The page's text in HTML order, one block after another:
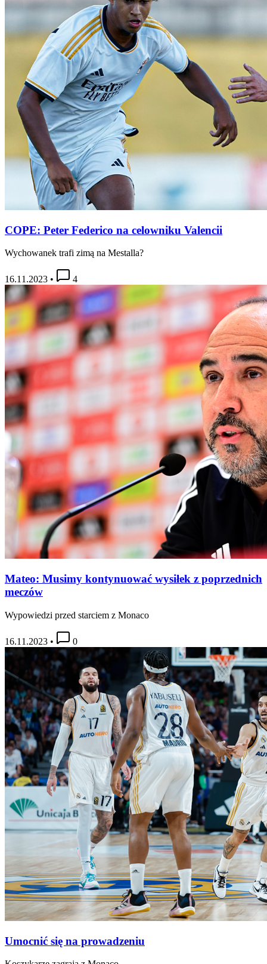
COPE: Peter Federico na celowniku Valencii
Wychowanek trafi zimą na Mestalla?
16.11.2023 • 4
Mateo: Musimy kontynuować wysiłek z poprzednich
meczów
Wypowiedzi przed starciem z Monaco
16.11.2023 • 0
Umocnić się na prowadzeniu